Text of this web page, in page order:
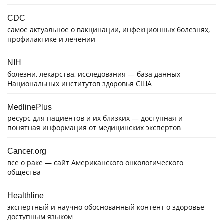
CDC
самое актуальное о вакцинации, инфекционных болезнях,
профилактике и лечении
NIH
болезни, лекарства, исследования — база данных
Национальных институтов здоровья США
MedlinePlus
ресурс для пациентов и их близких — доступная и
понятная информация от медицинских экспертов
Cancer.org
все о раке — сайт Американского онкологического
общества
Healthline
экспертный и научно обоснованный контент о здоровье
доступным языком